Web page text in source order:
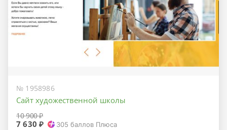
№ 1958986
Сайт художественной школы
10 900 ₽
7 630 ₽ 305 баллов Плюса